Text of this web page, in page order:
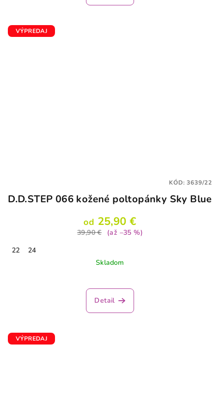
VÝPREDAJ
D.D.STEP 066 kožené poltopánky Sky Blue
od 25,90 €
39,90 €
(až –35 %)
22
24
Skladom
Detail
KÓD:3639/22
VÝPREDAJ